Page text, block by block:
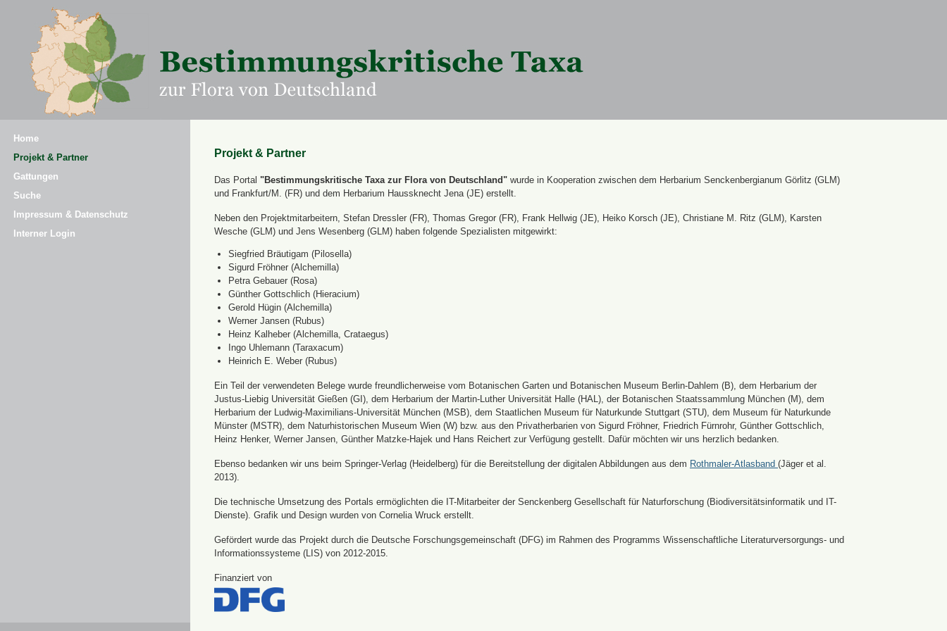
Home
Projekt & Partner
Gattungen
Suche
Impressum & Datenschutz
Interner Login
Projekt & Partner
Das Portal "Bestimmungskritische Taxa zur Flora von Deutschland" wurde in Kooperation zwischen dem Herbarium Senckenbergianum Görlitz (GLM)
und Frankfurt/M. (FR) und dem Herbarium Haussknecht Jena (JE) erstellt.
Neben den Projektmitarbeitern, Stefan Dressler (FR), Thomas Gregor (FR), Frank Hellwig (JE), Heiko Korsch (JE), Christiane M. Ritz (GLM), Karsten
Wesche (GLM) und Jens Wesenberg (GLM) haben folgende Spezialisten mitgewirkt:
Siegfried Bräutigam (Pilosella)
Sigurd Fröhner (Alchemilla)
Petra Gebauer (Rosa)
Günther Gottschlich (Hieracium)
Gerold Hügin (Alchemilla)
Werner Jansen (Rubus)
Heinz Kalheber (Alchemilla, Crataegus)
Ingo Uhlemann (Taraxacum)
Heinrich E. Weber (Rubus)
Ein Teil der verwendeten Belege wurde freundlicherweise vom Botanischen Garten und Botanischen Museum Berlin-Dahlem (B), dem Herbarium der
Justus-Liebig Universität Gießen (GI), dem Herbarium der Martin-Luther Universität Halle (HAL), der Botanischen Staatssammlung München (M), dem
Herbarium der Ludwig-Maximilians-Universität München (MSB), dem Staatlichen Museum für Naturkunde Stuttgart (STU), dem Museum für Naturkunde
Münster (MSTR), dem Naturhistorischen Museum Wien (W) bzw. aus den Privatherbarien von Sigurd Fröhner, Friedrich Fürnrohr, Günther Gottschlich,
Heinz Henker, Werner Jansen, Günther Matzke-Hajek und Hans Reichert zur Verfügung gestellt. Dafür möchten wir uns herzlich bedanken.
Ebenso bedanken wir uns beim Springer-Verlag (Heidelberg) für die Bereitstellung der digitalen Abbildungen aus dem Rothmaler-Atlasband (Jäger et al.
2013).
Die technische Umsetzung des Portals ermöglichten die IT-Mitarbeiter der Senckenberg Gesellschaft für Naturforschung (Biodiversitätsinformatik und IT-
Dienste). Grafik und Design wurden von Cornelia Wruck erstellt.
Gefördert wurde das Projekt durch die Deutsche Forschungsgemeinschaft (DFG) im Rahmen des Programms Wissenschaftliche Literaturversorgungs- und
Informationssysteme (LIS) von 2012-2015.
Finanziert von